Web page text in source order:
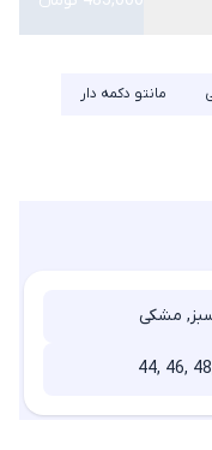
مانتو دکمه دار
مشکی
44, 46,